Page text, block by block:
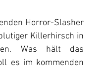
Horror-Slasher
Killerhirsch in
Was hält das
es im kommenden